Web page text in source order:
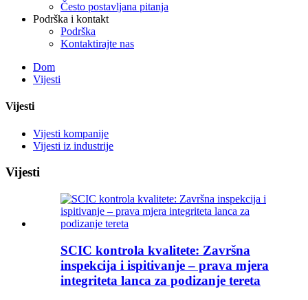
Često postavljana pitanja
Podrška i kontakt
Podrška
Kontaktirajte nas
Dom
Vijesti
Vijesti
Vijesti kompanije
Vijesti iz industrije
Vijesti
SCIC kontrola kvalitete: Završna
inspekcija i ispitivanje – prava mjera
integriteta lanca za podizanje tereta